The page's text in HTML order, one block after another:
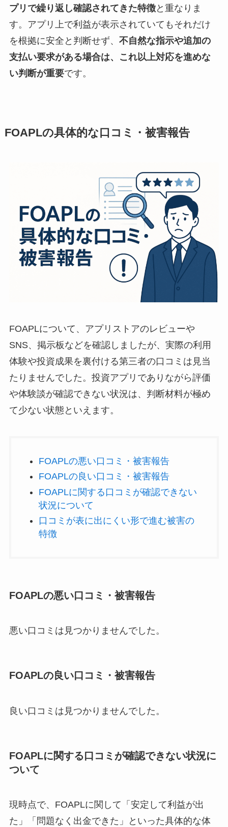
プリで繰り返し確認されてきた特徴と重なりま
す。アプリ上で利益が表示されていてもそれだけ
を根拠に安全と判断せず、 不自然な指示や追加の
支払い要求がある場合は、これ以上対応を進めな
い判断が重要です。
FOAPLの具体的な口コミ・被害報告
FOAPLについて、アプリストアのレビューや
SNS、掲示板などを確認しましたが、実際の利用
体験や投資成果を裏付ける第三者の口コミは見当
たりませんでした。投資アプリでありながら評価
や体験談が確認できない状況は、判断材料が極め
て少ない状態といえます。
FOAPLの悪い口コミ・被害報告
FOAPLの良い口コミ・被害報告
FOAPLに関する口コミが確認できない
状況について
口コミが表に出にくい形で進む被害の
特徴
FOAPLの悪い口コミ・被害報告
悪い口コミは見つかりませんでした。
FOAPLの良い口コミ・被害報告
良い口コミは見つかりませんでした。
FOAPLに関する口コミが確認できない状況に
ついて
現時点で、FOAPLに関して「安定して利益が出
た」「問題なく出金できた」といった具体的な体